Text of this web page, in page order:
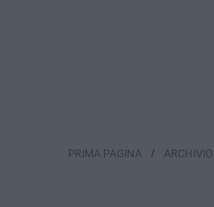
PRIMA PAGINA ARCHIVIO